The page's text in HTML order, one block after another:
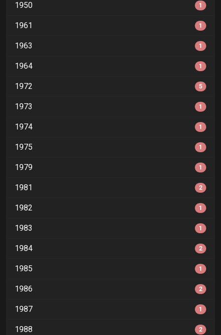
1950 1
1961 1
1963 1
1964 1
1972 5
1973 1
1974 1
1975 1
1979 1
1981 2
1982 1
1983 1
1984 2
1985 1
1986 2
1987 1
1988 2